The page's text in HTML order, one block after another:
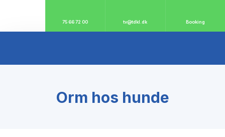
75 66 72 00 tv@tdkl.dk Booking
Orm hos hunde